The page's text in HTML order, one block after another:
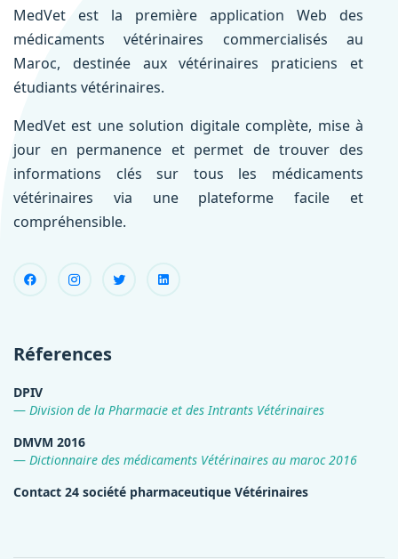
MedVet est la première application Web des
médicaments vétérinaires commercialisés au
Maroc, destinée aux vétérinaires praticiens et
étudiants vétérinaires.
MedVet est une solution digitale complète, mise à
jour en permanence et permet de trouver des
informations clés sur tous les médicaments
vétérinaires via une plateforme facile et
compréhensible.
Réferences
DPIV
Division de la Pharmacie et des Intrants Vétérinaires
DMVM 2016
Dictionnaire des médicaments Vétérinaires au maroc 2016
Contact 24 société pharmaceutique Vétérinaires